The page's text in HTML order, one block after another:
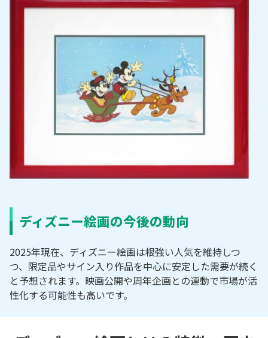
ディズニー絵画の今後の動向
2025年現在、ディズニー絵画は根強い人気を維持しつ
つ、限定品やサイン入り作品を中心に安定した需要が続く
と予想されます。映画公開や周年企画との連動で市場が活
性化する可能性も高いです。